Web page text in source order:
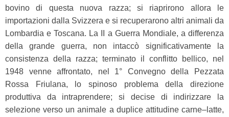
bovino di questa nuova razza; si riaprirono allora le
importazioni dalla Svizzera e si recuperarono altri animali da
Lombardia e Toscana. La II a Guerra Mondiale, a differenza
della grande guerra, non intaccò significativamente la
consistenza della razza; terminato il conflitto bellico, nel
1948 venne affrontato, nel 1° Convegno della Pezzata
Rossa Friulana, lo spinoso problema della direzione
produttiva da intraprendere; si decise di indirizzare la
selezione verso un animale a duplice attitudine carne–latte,